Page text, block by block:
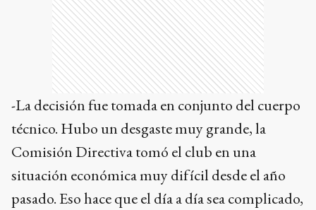
-La decisión fue tomada en conjunto del cuerpo
técnico. Hubo un desgaste muy grande, la
Comisión Directiva tomó el club en una
situación económica muy difícil desde el año
pasado. Eso hace que el día a día sea complicado,